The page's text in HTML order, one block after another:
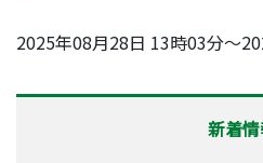
2025年08月28日 13時03分～
新着